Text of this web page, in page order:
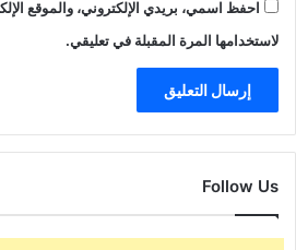
احفظ اسمي، بريدي الإلكتروني، والموقع
لاستخدامها المرة المقبلة في تعليقي.
Follow Us